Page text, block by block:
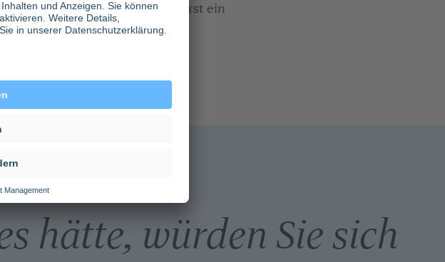
und jeder Patient zuerst ein
hätte, würden Sie sich